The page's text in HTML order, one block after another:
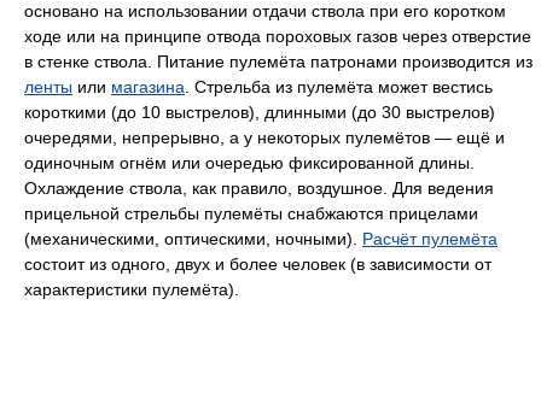
основано на использовании отдачи ствола при его коротком
ходе или на принципе отвода пороховых газов через отверстие
в стенке ствола. Питание пулемёта патронами производится из
ленты или магазина . Стрельба из пулемёта может вестись
короткими (до 10 выстрелов), длинными (до 30 выстрелов)
очередями, непрерывно, а у некоторых пулемётов — ещё и
одиночным огнём или очередью фиксированной длины.
Охлаждение ствола, как правило, воздушное. Для ведения
прицельной стрельбы пулемёты снабжаются прицелами
(механическими, оптическими, ночными). Расчёт пулемёта
состоит из одного, двух и более человек (в зависимости от
характеристики пулемёта).